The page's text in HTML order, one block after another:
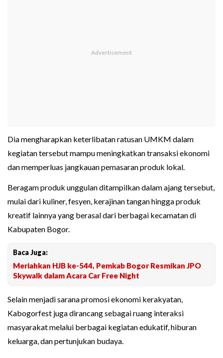
Dia mengharapkan keterlibatan ratusan UMKM dalam
kegiatan tersebut mampu meningkatkan transaksi ekonomi
dan memperluas jangkauan pemasaran produk lokal.
Beragam produk unggulan ditampilkan dalam ajang tersebut,
mulai dari kuliner, fesyen, kerajinan tangan hingga produk
kreatif lainnya yang berasal dari berbagai kecamatan di
Kabupaten Bogor.
Baca Juga:
Meriahkan HJB ke-544, Pemkab Bogor Resmikan JPO
Skywalk dalam Acara Car Free Night
Selain menjadi sarana promosi ekonomi kerakyatan,
Kabogorfest juga dirancang sebagai ruang interaksi
masyarakat melalui berbagai kegiatan edukatif, hiburan
keluarga, dan pertunjukan budaya.